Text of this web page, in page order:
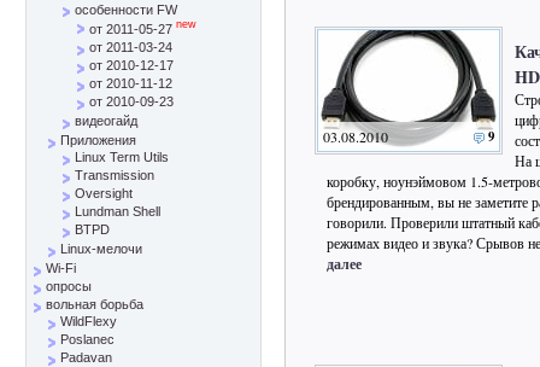
03.08.2010 9
На
коробку, ноунэймовом 1.5-
брендированным, вы не заметите
говорили. Проверили штатный
режимах видео и звука? Срывов
далее
особенности FW
от 2011-05-27 new
от 2011-03-24
от 2010-12-17
от 2010-11-12
от 2010-09-23
видеогайд
Приложения
Linux Term Utils
Transmission
Oversight
Lundman Shell
BTPD
Linux-мелочи
Wi-Fi
опросы
вольная борьба
WildFlexy
Poslanec
Padavan